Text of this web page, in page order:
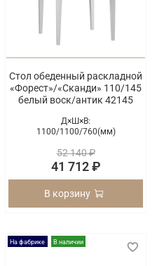
Стол обеденный раскладной
«Форест»/«Сканди» 110/145
белый воск/антик 42145
Д×Ш×В:
1100/1100/760(мм)
52 140 ₽
41 712 ₽
В корзину
На фабрике В наличии